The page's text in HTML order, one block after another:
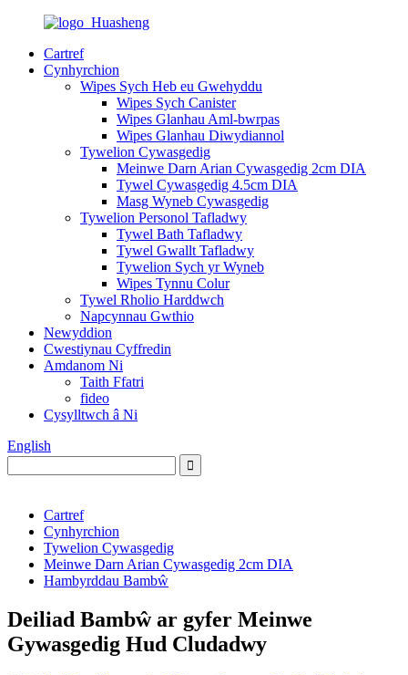
Cartref
Cynhyrchion
Wipes Sych Heb eu Gwehyddu
Wipes Sych Canister
Wipes Glanhau Aml-bwrpas
Wipes Glanhau Diwydiannol
Tywelion Cywasgedig
Meinwe Darn Arian Cywasgedig 2cm DIA
Tywel Cywasgedig 4.5cm DIA
Masg Wyneb Cywasgedig
Tywelion Personol Tafladwy
Tywel Bath Tafladwy
Tywel Gwallt Tafladwy
Tywelion Sych yr Wyneb
Wipes Tynnu Colur
Tywel Rholio Harddwch
Napcynnau Gwthio
Newyddion
Cwestiynau Cyffredin
Amdanom Ni
Taith Ffatri
fideo
Cysylltwch â Ni
English
Cartref
Cynhyrchion
Tywelion Cywasgedig
Meinwe Darn Arian Cywasgedig 2cm DIA
Hambyrddau Bambŵ
Deiliad Bambŵ ar gyfer Meinwe
Gywasgedig Hud Cludadwy